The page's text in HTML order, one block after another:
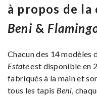
à propos de
Beni &
Chacun des 14 modèles
Estateest disponible en
fabriqués à la main et
tous les tapis Beni,